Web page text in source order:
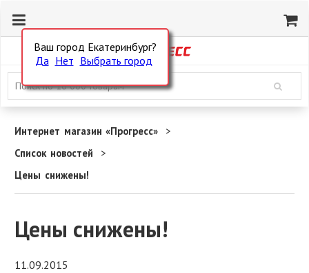
Ваш город Екатеринбург?
Да Нет Выбрать город
Интернет магазин «Прогресс»
Список новостей
Цены снижены!
Цены снижены!
11.09.2015